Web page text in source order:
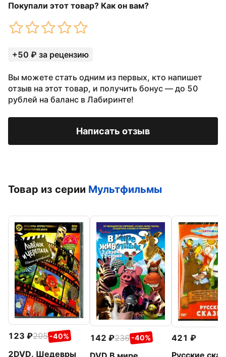
Покупали этот товар? Как он вам?
+50 ₽ за рецензию
Вы можете стать одним из первых, кто напишет
отзыв на этот товар, и получить бонус — до 50
рублей на баланс в Лабиринте!
Написать отзыв
Товар из серии Мультфильмы
123 205 -40%
2DVD. Шедевры
142 236 -40%
421